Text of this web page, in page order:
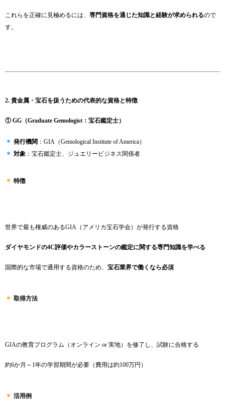
これらを正確に見極めるには、 専門資格を通じた知識と経験が求められるので
す。
2. 貴金属・宝石を扱うための代表的な資格と特徴
① GG（Graduate Gemologist：宝石鑑定士）
発行機関 ：GIA（Gemological Institute of America）
対象：宝石鑑定士、ジュエリービジネス関係者
特徴
世界で最も権威のあるGIA（アメリカ宝石学会）が発行する資格
ダイヤモンドの4C評価やカラーストーンの鑑定に関する専門知識を学べる
国際的な市場で通用する資格のため、 宝石業界で働くなら必須
取得方法
GIAの教育プログラム（オンライン or 実地）を修了し、試験に合格する
約6か月～1年の学習期間が必要（費用は約100万円）
活用例